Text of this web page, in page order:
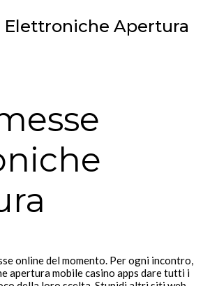
Elettroniche Apertura
online del momento. Per ogni incontro,
apertura mobile casino apps dare tutti i